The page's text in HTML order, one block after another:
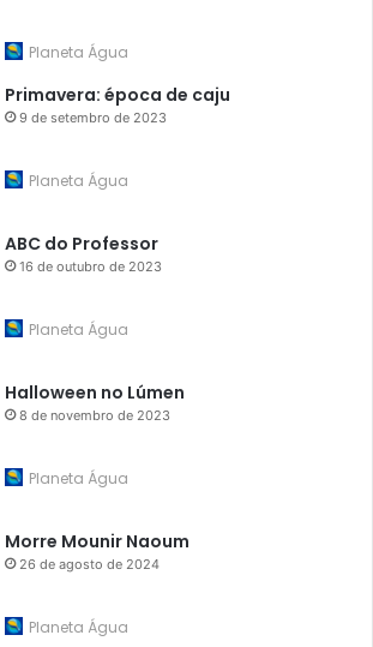
Planeta Água
Primavera: época de caju
9 de setembro de 2023
Planeta Água
ABC do Professor
16 de outubro de 2023
Planeta Água
Halloween no Lúmen
8 de novembro de 2023
Planeta Água
Morre Mounir Naoum
26 de agosto de 2024
Planeta Água